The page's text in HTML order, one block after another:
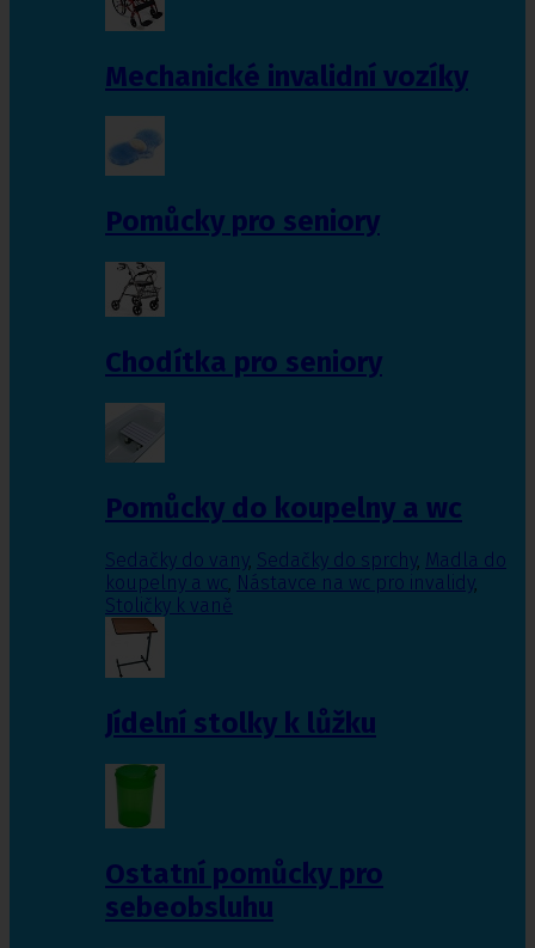
Mechanické invalidní vozíky
Pomůcky pro seniory
Chodítka pro seniory
Pomůcky do koupelny a wc
Sedačky do vany, Sedačky do sprchy, Madla do
koupelny a wc, Nástavce na wc pro invalidy,
Stoličky k vaně
Jídelní stolky k lůžku
Ostatní pomůcky pro
sebeobsluhu